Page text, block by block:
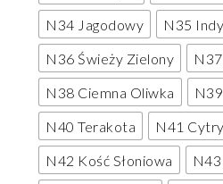
N34 Jagodowy
N35
N36 Świeży Zielony
N38 Ciemna Oliwka
N40 Terakota
N41
N42 Kość Słoniowa